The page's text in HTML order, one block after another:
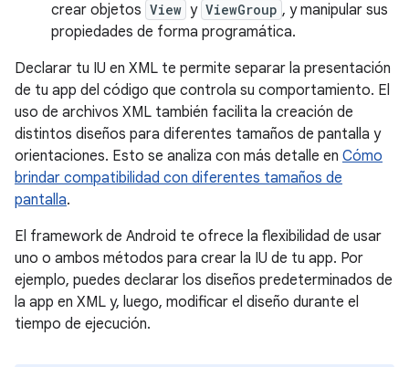
crear objetos View y ViewGroup , y manipular sus
propiedades de forma programática.
Declarar tu IU en XML te permite separar la presentación
de tu app del código que controla su comportamiento. El
uso de archivos XML también facilita la creación de
distintos diseños para diferentes tamaños de pantalla y
orientaciones. Esto se analiza con más detalle en Cómo
brindar compatibilidad con diferentes tamaños de
pantalla.
El framework de Android te ofrece la flexibilidad de usar
uno o ambos métodos para crear la IU de tu app. Por
ejemplo, puedes declarar los diseños predeterminados de
la app en XML y, luego, modificar el diseño durante el
tiempo de ejecución.